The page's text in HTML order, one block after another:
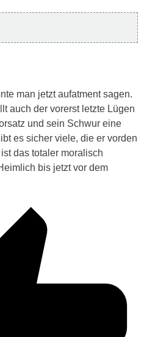
man jetzt aufatment sagen.
auch der vorerst letzte Lügen
und sein Schwur eine
es sicher viele, die er vorden
das totaler moralisch
bis jetzt vor dem